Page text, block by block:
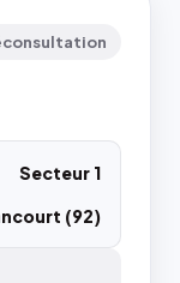
Secteur 1
(92)